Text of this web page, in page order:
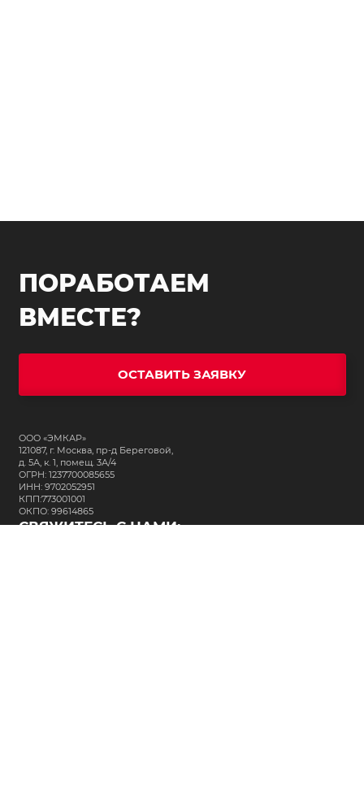
ПОРАБОТАЕМ
ВМЕСТЕ?
ОСТАВИТЬ ЗАЯВКУ
ООО «ЭМКАР»
121087, г. Москва, пр-д Береговой,
д. 5А, к. 1, помещ. 3А/4
ОГРН: 1237700085655
ИНН: 9702052951
КПП:773001001
ОКПО: 99614865
СВЯЖИТЕСЬ С НАМИ: